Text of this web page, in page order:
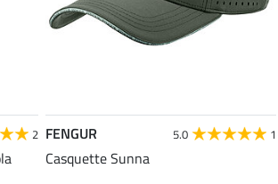
2 FENGUR 5.0 1
Casquette Sunna